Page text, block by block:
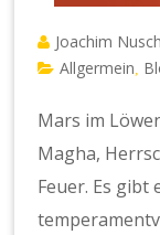
Joachim Nusch
Allgermein
Mars im
Magha,
Feuer. Es gibt